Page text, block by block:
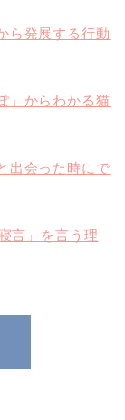
ら発展する行動
」からわかる猫
出会った時にで
言」を言う理